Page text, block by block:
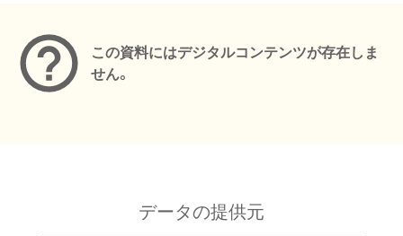
この資料にはデジタルコンテンツが存在しま
せん。
データの提供元